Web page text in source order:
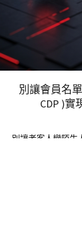
別讓會員名
CDP )實
別讓老客人變陌生